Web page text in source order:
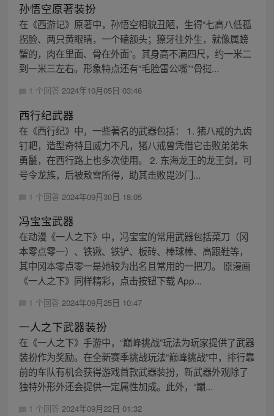
孙悟空原著装扮
在《西游记》原著中，孙悟空相貌丑陋，生得“七高八低孤
拐脸、两只黄眼睛，一个磕额头；獠牙往外生，就像属螃
蟹的，肉在里面、骨在外面”。其身高不满四尺，约一米二
到一米三左右。形象特点还有“毛脸雷公嘴”“骨挝...
1 个回答 2024年10月05日 03:46
西行纪武器
在《西行纪》中，一些著名的武器包括： 1. 猪八戒的九齿
钉耙，造型奇特且威力不凡，猪八戒曾凭借它击败弟弟朱
勇鬣，在西行路上也多次使用。 2. 东海龙王的龙王剑，可
号令龙族，后被敖雪所得，助其击败毘沙门...
1 个回答 2024年09月30日 18:05
冯宝宝武器
在动漫《一人之下》中，冯宝宝的常用武器包括菜刀（冈
本零点零一）、铁锹、铁铲、板砖、棒球棒、高跟鞋等，
其中冈本零点零一是她较为出名且常用的一把刀。 原漫画
《一人之下》同样精彩，点击按钮下载 App...
1 个回答 2024年09月25日 10:47
一人之下武器装扮
在《一人之下》手游中，“巅峰挑战”玩法为玩家提供了武器
装扮作为奖励。在全新赛季挑战玩法“巅峰挑战”中，排行靠
前的车队有机会获得游戏首款武器装扮，新武器外观除了
独特外形外还会提供一定属性加成。此外，“巅...
1 个回答 2024年09月22日 01:32